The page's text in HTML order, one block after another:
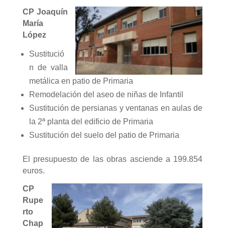
CP Joaquín
María
López
Sustitució
n de valla
metálica en patio de Primaria
Remodelación del aseo de niñas de Infantil
Sustitución de persianas y ventanas en aulas de
la 2ª planta del edificio de Primaria
Sustitución del suelo del patio de Primaria
El presupuesto de las obras asciende a 199.854
euros.
CP
Rupe
rto
Chap